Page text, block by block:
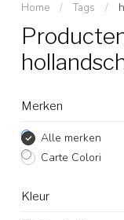
Home / Tags /
Merken
Alle merken
Carte Colori
Kleur